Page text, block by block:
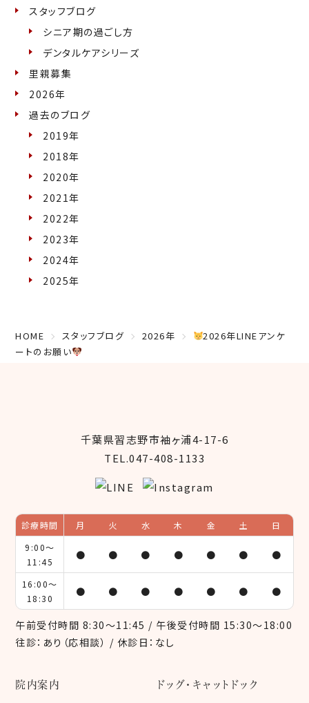
スタッフブログ
シニア期の過ごし方
デンタルケアシリーズ
里親募集
2026年
過去のブログ
2019年
2018年
2020年
2021年
2022年
2023年
2024年
2025年
HOME スタッフブログ 2026年
2026年LINEアンケ
ートのお願い
千葉県習志野市袖ヶ浦4-17-6
TEL.047-408-1133
診療時間 月 火 水 木 金 土
日
9:00～
11:45
● ● ● ● ● ● ●
16:00～
18:30
● ● ● ● ● ● ●
午前受付時間 8:30～11:45 / 午後受付時間 15:30～18:00
往診：あり（応相談） / 休診日：なし
院内案内 ドッグ・キャットドック